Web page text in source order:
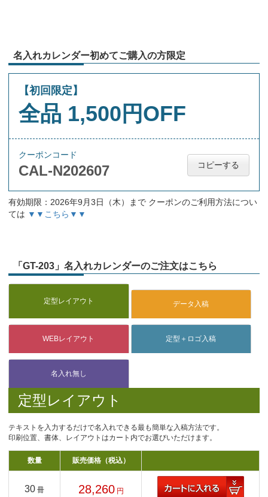
名入れカレンダー初めてご購入の方限定
【初回限定】
全品 1,500円OFF
クーポンコード
CAL-N202607 コピーする
有効期限：2026年9月3日（木）まで クーポンのご利用方法につい
ては ▼▼こちら▼▼
「GT-203」名入れカレンダーのご注文はこちら
定型レイアウト
テキストを入力するだけで名入れできる最も簡単な入稿方法です。
印刷位置、書体、レイアウトはカート内でお選びいただけます。
数量 販売価格（税込）
30 冊 28,260 円